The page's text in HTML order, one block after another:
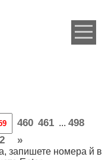
460 461 ... 498
»
запишете номера й в